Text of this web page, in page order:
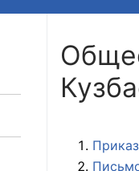
+7 (3842) 58-82-40